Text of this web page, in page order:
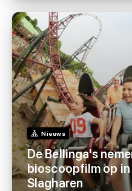
Nieuws
De Bellinga's
bioscoopfilm op
Slagharen